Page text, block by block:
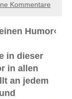
Kommentare
Humor‹
in dieser
in allen
an jedem